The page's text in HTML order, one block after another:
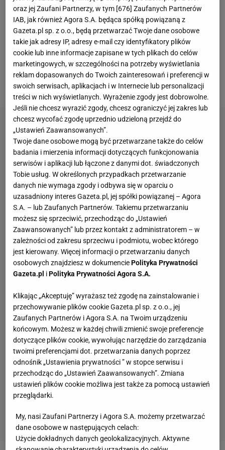
dogrywce. W obecnej edycji rozgrywek polski zespół
spotkał się z niemieckim rywalem już w
ćwierćfinale.W pierwszym spotkaniu wygrał 27:26
w rewanżu był bliski przypieczętowania awansu, ale
przeszkodziła mu kontrowersyjna decyzja
sędziowska.
oraz jej Zaufani Partnerzy, w tym [676] Zaufanych Partnerów
IAB, jak również Agora S.A. będąca spółką powiązaną z
Gazeta.pl sp. z o.o., będą przetwarzać Twoje dane osobowe
takie jak adresy IP, adresy e-mail czy identyfikatory plików
cookie lub inne informacje zapisane w tych plikach do celów
marketingowych, w szczególności na potrzeby wyświetlania
reklam dopasowanych do Twoich zainteresowań i preferencji w
swoich serwisach, aplikacjach i w Internecie lub personalizacji
treści w nich wyświetlanych. Wyrażenie zgody jest dobrowolne.
Jeśli nie chcesz wyrazić zgody, chcesz ograniczyć jej zakres lub
chcesz wycofać zgodę uprzednio udzieloną przejdź do
„Ustawień Zaawansowanych”.
Twoje dane osobowe mogą być przetwarzane także do celów
badania i mierzenia informacji dotyczących funkcjonowania
serwisów i aplikacji lub łączone z danymi dot. świadczonych
Tobie usług. W określonych przypadkach przetwarzanie
danych nie wymaga zgody i odbywa się w oparciu o
uzasadniony interes Gazeta.pl, jej spółki powiązanej – Agora
S.A. – lub Zaufanych Partnerów. Takiemu przetwarzaniu
możesz się sprzeciwić, przechodząc do „Ustawień
Zaawansowanych” lub przez kontakt z administratorem – w
zależności od zakresu sprzeciwu i podmiotu, wobec którego
jest kierowany. Więcej informacji o przetwarzaniu danych
osobowych znajdziesz w dokumenciePolityka Prywatności
Gazeta.pl iPolityka Prywatności Agora S.A.
Klikając „Akceptuję” wyrażasz też zgodę na zainstalowanie i
przechowywanie plików cookie Gazeta.pl sp. z o.o., jej
Zaufanych Partnerów i Agora S.A. na Twoim urządzeniu
końcowym. Możesz w każdej chwili zmienić swoje preferencje
dotyczące plików cookie, wywołując narzędzie do zarządzania
twoimi preferencjami dot. przetwarzania danych poprzez
odnośnik „Ustawienia prywatności ” w stopce serwisu i
przechodząc do „Ustawień Zaawansowanych”. Zmiana
ustawień plików cookie możliwa jest także za pomocą ustawień
przeglądarki.
My, nasi Zaufani Partnerzy i Agora S.A. możemy przetwarzać
dane osobowe w następujących celach:
Użycie dokładnych danych geolokalizacyjnych. Aktywne